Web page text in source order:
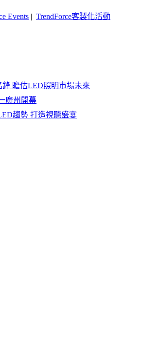
Events | TrendForce客製化活動
瞻估LED照明市場未來
廣州開幕
趨勢 打造視聽盛宴